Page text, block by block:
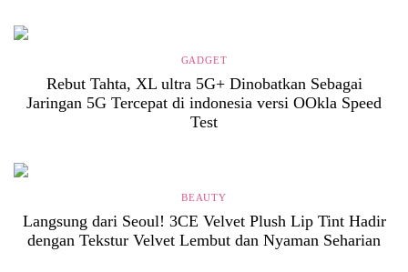
GADGET
Rebut Tahta, XL ultra 5G+ Dinobatkan Sebagai
Jaringan 5G Tercepat di indonesia versi OOkla Speed
Test
BEAUTY
Langsung dari Seoul! 3CE Velvet Plush Lip Tint Hadir
dengan Tekstur Velvet Lembut dan Nyaman Seharian